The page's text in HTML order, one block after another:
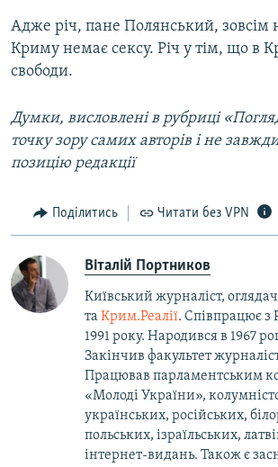
Адже річ, пане Полянський, зовсім
Криму немає сексу. Річ у тім, що в
свободи.
Думки, висловлені в рубриці
точку зору самих авторів і не
позицію редакції
Поділитись Читати без VPN
Віталій Портников
Київський журналіст,
та Крим.Реалії. Співпрацює з
1991 року. Народився в 1967
Закінчив факультет
Працював парламентським
«Молоді України»,
українських, російських,
польських, ізраїльських,
інтернет-видань. Також є